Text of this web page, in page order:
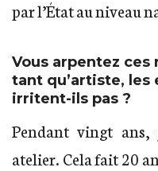
par l’État au niveau
Vous arpentez ces
tant qu’artiste, les
irritent-ils pas ?
Pendant vingt
atelier. Cela fait 20